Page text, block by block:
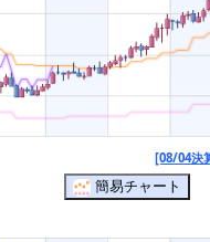
[08/04決
簡易チャート